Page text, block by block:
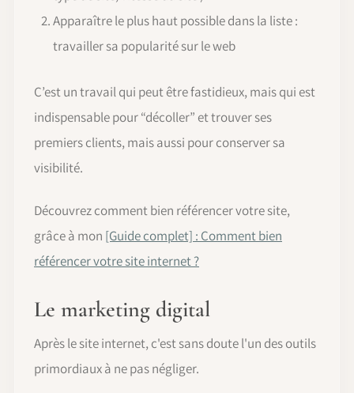
Apparaître le plus haut possible dans la liste :
travailler sa popularité sur le web
C’est un travail qui peut être fastidieux, mais qui est
indispensable pour “décoller” et trouver ses
premiers clients, mais aussi pour conserver sa
visibilité.
Découvrez comment bien référencer votre site,
grâce à mon [Guide complet] : Comment bien
référencer votre site internet ?
Le marketing digital
Après le site internet, c'est sans doute l'un des outils
primordiaux à ne pas négliger.